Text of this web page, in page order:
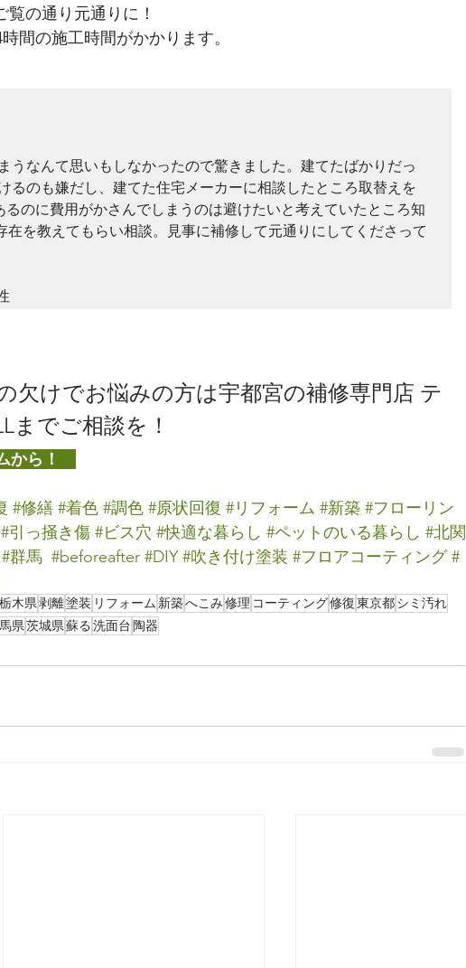
覧の通り元通りに！
間の施工時間がかかります。
うなんて思いもしなかったので驚きました。建てたばかりだっ
るのも嫌だし、建てた住宅メーカーに相談したところ取替えを
のに費用がかさんでしまうのは避けたいと考えていたところ知
を教えてもらい相談。見事に補修して元通りにしてくださって
欠けでお悩みの方は宇都宮の補修専門店 テ
までご相談を！
から！
#修繕 #着色 #調色 #原状回復 #リフォーム #新築 #フローリン
#引っ掻き傷 #ビス穴 #快適な暮らし #ペットのいる暮らし #北関
#群馬 #beforeafter #DIY #吹き付け塗装 #フロアコーティング #
栃木県剥離塗装 リフォーム 新築へこみ修理 コーティング修復東京都シミ汚れ
県茨城県蘇る 洗面台陶器